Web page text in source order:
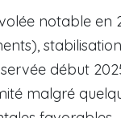
notable en
début
malgré